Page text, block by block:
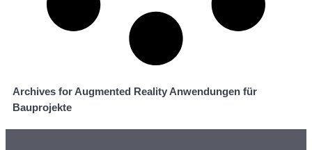
Archives for Augmented Reality Anwendungen für
Bauprojekte